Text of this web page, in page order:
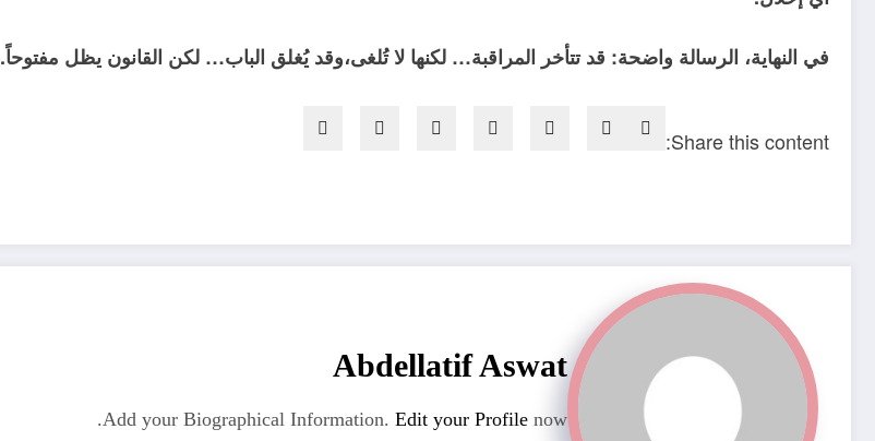
في النهاية، الرسالة واضحة: قد تتأخر المراقبة… لكنها لا تُلغى،وقد يُغلق الباب… لكن القانون يظل مفتوحاً.
Share this content:
Abdellatif Aswat
Add your Biographical Information. Edit your Profile now.